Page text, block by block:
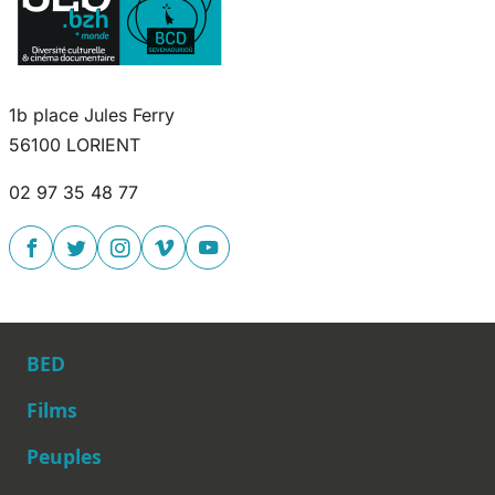
1b place Jules Ferry
56100 LORIENT
02 97 35 48 77
BED
Films
Peuples